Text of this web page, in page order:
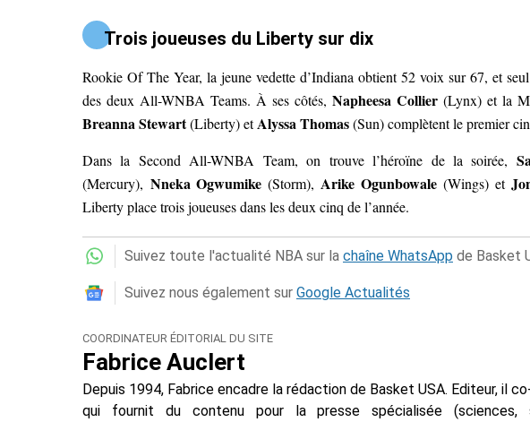
Trois joueuses du Liberty sur dix
Rookie Of The Year, la jeune vedette d’Indiana obtient 52 voix sur 67, et
des deux All-WNBA Teams. À ses côtés, Napheesa Collier (Lynx) et la
Breanna Stewart(Liberty) etAlyssa Thomas(Sun) complètent le premier
Dans la Second All-WNBA Team, on trouve l’héroïne de la soirée,
(Mercury), Nneka Ogwumike (Storm), Arike Ogunbowale(Wings) et
Liberty place trois joueuses dans les deux cinq de l’année.
Suivez toute l'actualité NBA sur la chaîne WhatsApp de Basket
Suivez nous également sur Google Actualités
COORDINATEUR ÉDITORIAL DU SITE
Fabrice Auclert
Depuis 1994, Fabrice encadre la rédaction de Basket USA. Editeur, il
qui fournit du contenu pour la presse spécialisée (sciences,